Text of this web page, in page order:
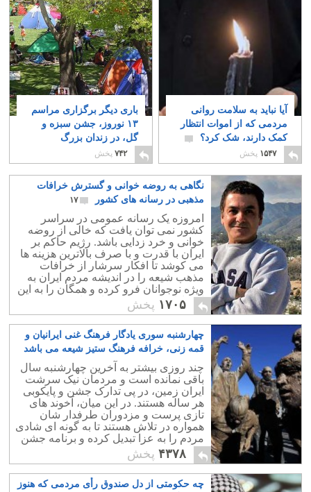
آیا نباید به سلامت روانی
مردمی که از اموات انتظار
کمک دارند، شک کرد؟
۱۵۴۷ پخش
باری دیگر برگزاری مراسم
۱۳ نوروز، جشن سبزه و
گل، در زندان بزرگ
آخوندهای بیگانه
۷۴۲ پخش
نگاهی به روضه خوانی و گسترش خرافات
مذهبی در رسانه های کشور
۱۷
امروزه یک رسانه عمومی در سراسر
کشور نمی توان یافت که خالی از روضه
خوانی و خرد زدایی باشد. رژیم حاکم بر
ایران با قدرت و با صرف بالاترین هزینه ها
می کوشد تا افکار سرشار از خرافات
مذهب شیعه را در اندیشه مردم ایران به
ویژه نوجوانان فرو کرده و همگان را به این
اعتقادات پوچ و بی معنا معتاد و معتقد
نماید.
۱۷۰۵ پخش
چهارشنبه سوری یادگار فرهنگ غنی ایرانیان و
قمه زنی، خرافه فرهنگ ستیز شیعه می باشد
چند روزی بیشتر به آخرین چهارشنبه سال
باقی نمانده است و مردمان نیک سرشت
ایران زمین، در پی تدارک جشن و پایکوبی
هر ساله هستند. در این میان، آخوند های
تازی پرست و مزدوران طرفدار شان
همواره در تلاش هستند تا به گونه ای شادی
مردم را به عزا تبدیل کرده و برنامه جشن
چهارشنبه سوری را بر هم بریزند.
۴۳۷۸ پخش
چه حکومتی از دل صندوق رأی مردمی که هنوز